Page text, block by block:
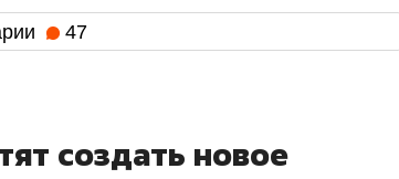
47
создать новое